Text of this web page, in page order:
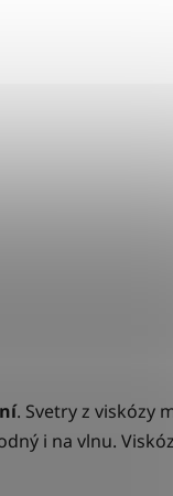
. Svetry z viskózy
i na vlnu.